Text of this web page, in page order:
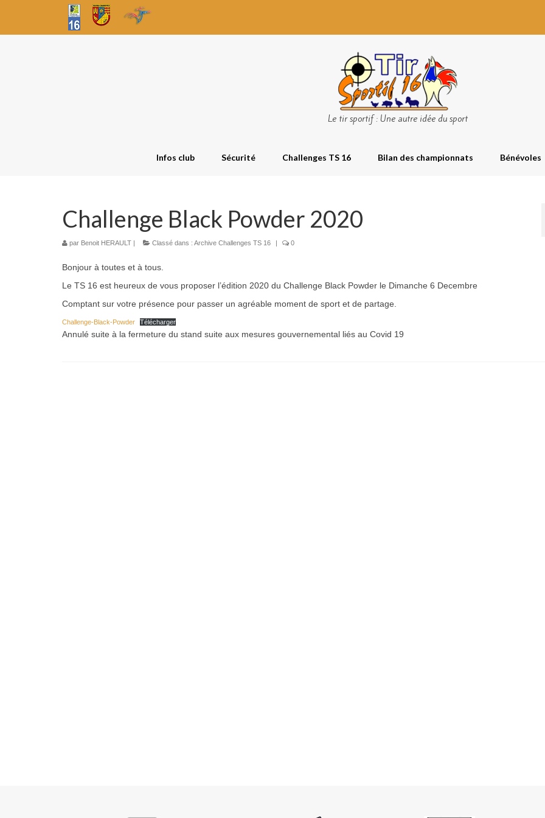
Le tir sportif : Une autre idée du sport
Infos club Sécurité Challenges TS 16 Bilan des championnats Bénévoles
Challenge Black Powder 2020
par Benoit HERAULT | Classé dans : Archive Challenges TS 16 | 0
Bonjour à toutes et à tous.
Le TS 16 est heureux de vous proposer l’édition 2020 du Challenge Black Powder le Dimanche 6 Decembre
Comptant sur votre présence pour passer un agréable moment de sport et de partage.
Challenge-Black-Powder Télécharger
Annulé suite à la fermeture du stand suite aux mesures gouvernemental liés au Covid 19